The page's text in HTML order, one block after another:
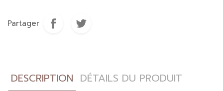
Partager
DESCRIPTION DÉTAILS DU PRODUIT